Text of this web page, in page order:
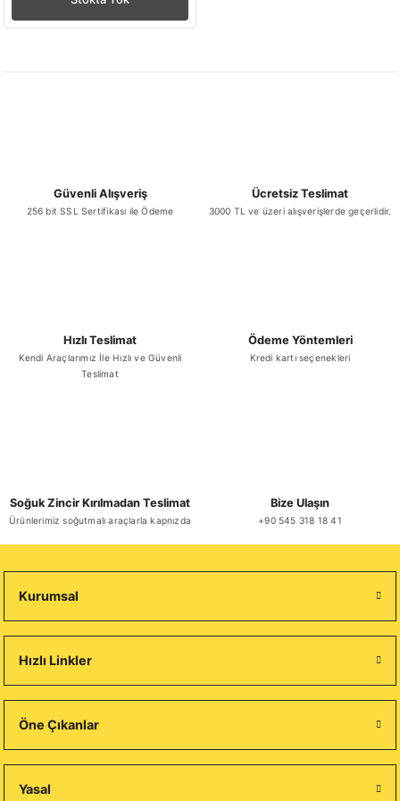
Güvenli Alışveriş
256 bit SSL Sertifikası ile Ödeme
Ücretsiz Teslimat
3000 TL ve üzeri alışverişlerde geçerlidir.
Hızlı Teslimat
Kendi Araçlarımız İle Hızlı ve Güvenli
Teslimat
Ödeme Yöntemleri
Kredi kartı seçenekleri
Soğuk Zincir Kırılmadan Teslimat
Ürünlerimiz soğutmalı araçlarla kapnızda
Bize Ulaşın
+90 545 318 18 41
Kurumsal
Hızlı Linkler
Öne Çıkanlar
Yasal